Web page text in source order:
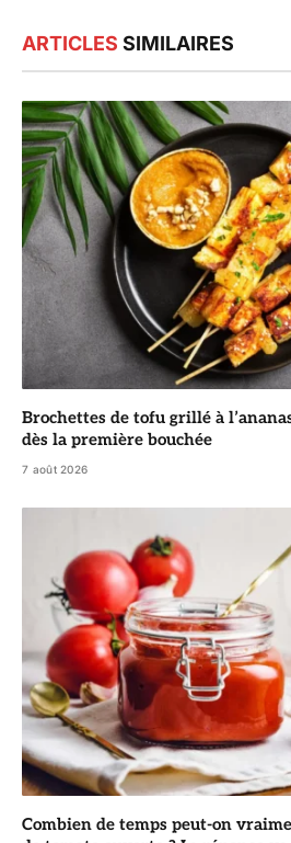
ARTICLES SIMILAIRES
Brochettes de tofu grillé à
dès la première bouchée
7 août 2026
Combien de temps peut-on